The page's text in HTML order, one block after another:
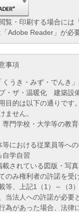
覧・印刷する場合には
Adobe Reader」が必
事項
うき・みず・でんき
・ザ・温暖化 建築設
目的は以下の通りです
ません。
専門学校・大学等の教
等における従業員等へ
自学自習
されている図版・写
のみ権利者の許諾を受
等、上記1（1）～（3
当法人への許諾が必要
為があった場合、法律